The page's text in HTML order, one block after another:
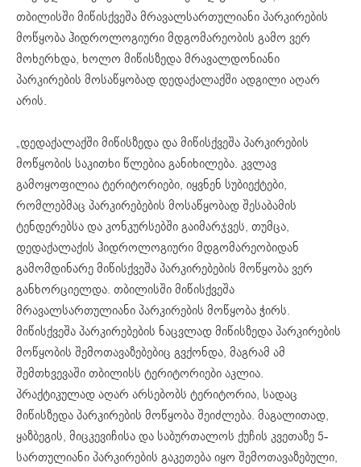
თბილისში მიწისქვეშა მრავალსართულიანი პარკირების
მოწყობა ჰიდროლოგიური მდგომარეობის გამო ვერ
მოხერხდა, ხოლო მიწისზედა მრავალდონიანი
პარკირების მოსაწყობად დედაქალაქში ადგილი აღარ
არის.
„დედაქალაქში მიწისზედა და მიწისქვეშა პარკირების
მოწყობის საკითხი წლებია განიხილება. კვლავ
გამოყოფილია ტერიტორიები, იყვნენ სუბიექტები,
რომლებმაც პარკირებების მოსაწყობად შესაბამის
ტენდერებსა და კონკურსებში გაიმარჯვეს, თუმცა,
დედაქალაქის ჰიდროლოგიური მდგომარეობიდან
გამომდინარე მიწისქვეშა პარკირებების მოწყობა ვერ
განხორციელდა. თბილისში მიწისქვეშა
მრავალსართულიანი პარკირების მოწყობა ჭირს.
მიწისქვეშა პარკირებების ნაცვლად მიწისზედა პარკირების
მოწყობის შემოთავაზებებიც გვქონდა, მაგრამ ამ
შემთხვევაში თბილისს ტერიტორიები აკლია.
პრაქტიკულად აღარ არსებობს ტერიტორია, სადაც
მიწისზედა პარკირების მოწყობა შეიძლება. მაგალითად,
ყაზბეგის, მიცკევიჩისა და საბურთალოს ქუჩის კვეთაზე 5-
სართულიანი პარკირების გაკეთება იყო შემოთავაზებული,